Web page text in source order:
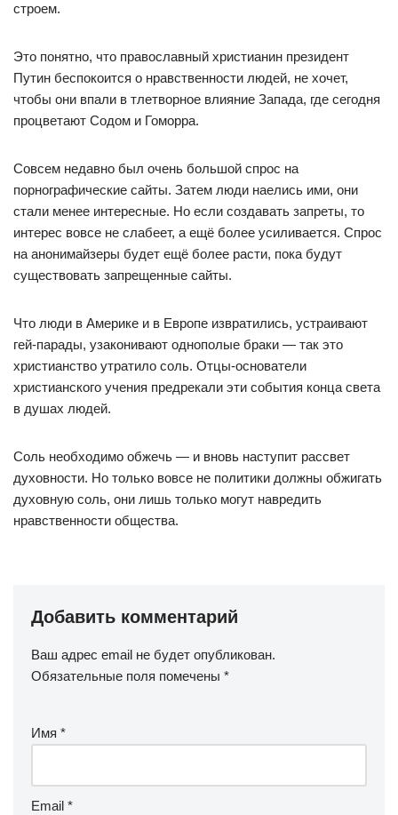
строем.
Это понятно, что православный христианин президент
Путин беспокоится о нравственности людей, не хочет,
чтобы они впали в тлетворное влияние Запада, где сегодня
процветают Содом и Гоморра.
Совсем недавно был очень большой спрос на
порнографические сайты. Затем люди наелись ими, они
стали менее интересные. Но если создавать запреты, то
интерес вовсе не слабеет, а ещё более усиливается. Спрос
на анонимайзеры будет ещё более расти, пока будут
существовать запрещенные сайты.
Что люди в Америке и в Европе извратились, устраивают
гей-парады, узаконивают однополые браки — так это
христианство утратило соль. Отцы-основатели
христианского учения предрекали эти события конца света
в душах людей.
Соль необходимо обжечь — и вновь наступит рассвет
духовности. Но только вовсе не политики должны обжигать
духовную соль, они лишь только могут навредить
нравственности общества.
Добавить комментарий
Ваш адрес email не будет опубликован.
Обязательные поля помечены *
Имя *
Email *